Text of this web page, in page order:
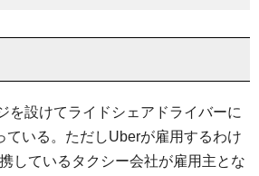
を設けてライドシェアドライバーに
ている。ただしUberが雇用するわけ
しているタクシー会社が雇用主とな